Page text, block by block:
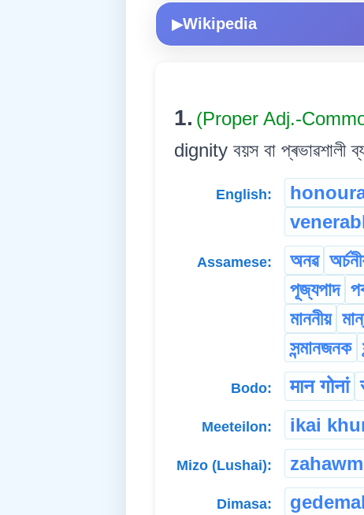
▶Wikipedia
1. (Proper Adj.-
dignity বয়স বা প্ৰভাৱশালী
English:
Assamese: অনৱ
পূজ্যপাদ
মাননীয়
সন্মানজনক
Bodo: मान गोनां
Meeteilon: ikai
Mizo (Lushai): zahawm
Dimasa: